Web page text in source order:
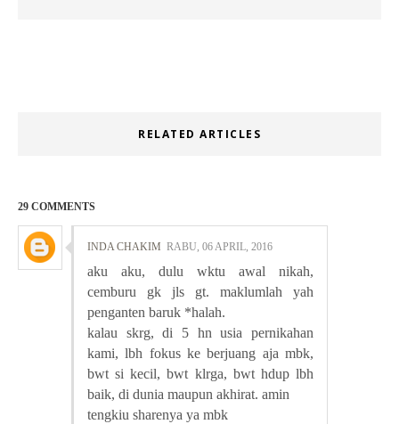
RELATED ARTICLES
29 COMMENTS
INDA CHAKIM RABU, 06 APRIL, 2016
aku aku, dulu wktu awal nikah,
cemburu gk jls gt. maklumlah yah
penganten baruk *halah.
kalau skrg, di 5 hn usia pernikahan
kami, lbh fokus ke berjuang aja mbk,
bwt si kecil, bwt klrga, bwt hdup lbh
baik, di dunia maupun akhirat. amin
tengkiu sharenya ya mbk